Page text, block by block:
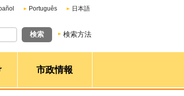
Português
日本語
検索方法
市政情報